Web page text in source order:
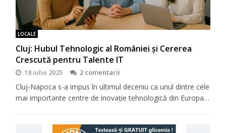
LOCALE
Cluj: Hubul Tehnologic al României și Cererea
Crescută pentru Talente IT
18 iulie 2025 2 comentarii
Cluj-Napoca s-a impus în ultimul deceniu ca unul dintre cele
mai importante centre de inovație tehnologică din Europa…